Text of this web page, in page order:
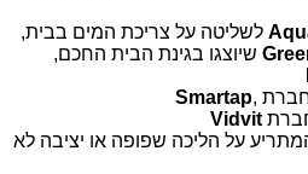
לשליטה על צריכת המים בבית,
שיוצגו בגינת הבית החכם,
,
Smartap
Vidvit
על הליכה שפופה או יציבה לא